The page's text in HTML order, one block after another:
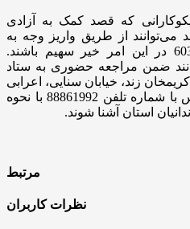
که قصد کمک به آزادی
می‌توانند از طریق واریز وجه به
شماره کارت 6037991899675916 در این امر خیر سهیم باشند.
ضمن مراجعه حضوری به ستاد
زند، خیابان سنایی، اعرابی
5، پلاک 19، طبقه اول و یا تماس با شماره تلفن 88861992 با نحوه
استان آشنا شوند.
مرتبط
نظرات کاربران